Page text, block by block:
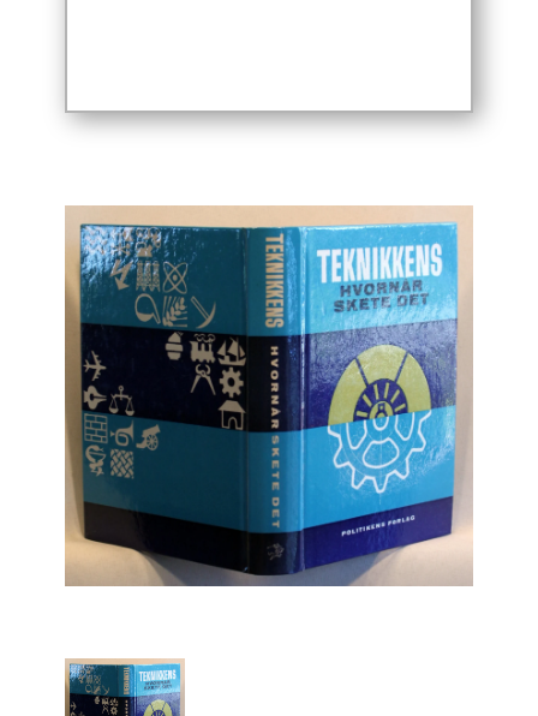
Drikkevare / Øl / Vin
Erhverv
Europa
Fantasy / Sciencefiction
Filosofi
Håndarbejde
Håndværk
Historie
Hus / Have